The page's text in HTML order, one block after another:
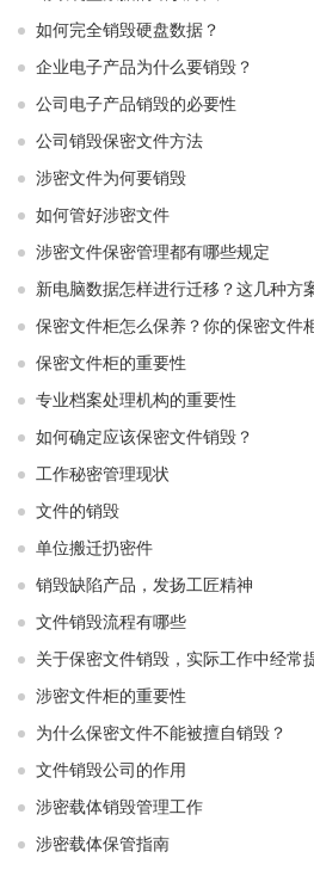
如何完全销毁硬盘数据？
企业电子产品为什么要销毁？
公司电子产品销毁的必要性
公司销毁保密文件方法
涉密文件为何要销毁
如何管好涉密文件
涉密文件保密管理都有哪些规定
新电脑数据怎样进行迁移？这几种方
保密文件柜怎么保养？你的保密文件
保密文件柜的重要性
专业档案处理机构的重要性
如何确定应该保密文件销毁？
工作秘密管理现状
文件的销毁
单位搬迁扔密件
销毁缺陷产品，发扬工匠精神
文件销毁流程有哪些
关于保密文件销毁，实际工作中经常
涉密文件柜的重要性
为什么保密文件不能被擅自销毁？
文件销毁公司的作用
涉密载体销毁管理工作
涉密载体保管指南